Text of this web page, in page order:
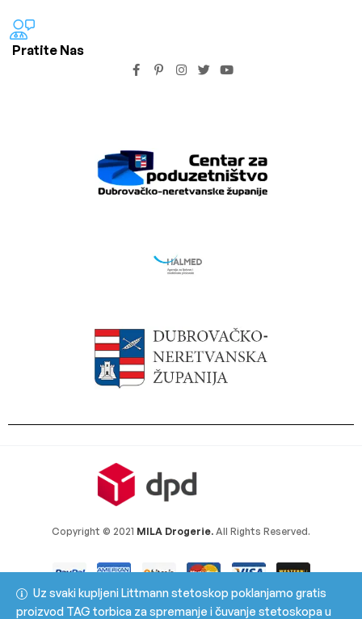
Uz svaki kupljeni Littmann stetoskop poklanjamo gratis
proizvod TAG torbica za spremanje i čuvanje stetoskopa u
Pratite Nas
Copyright © 2021 MILA Drogerie. All Rights Reserved.